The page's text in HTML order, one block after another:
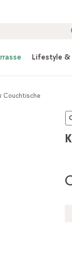
Lifestyle &
Couchtische